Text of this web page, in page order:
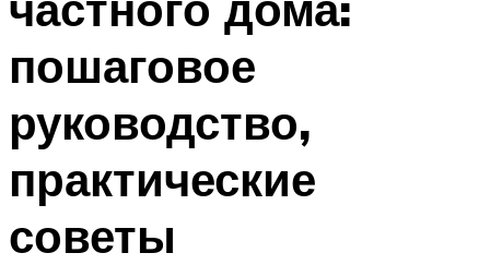
Меню
пошаговое
руководство,
практические
советы